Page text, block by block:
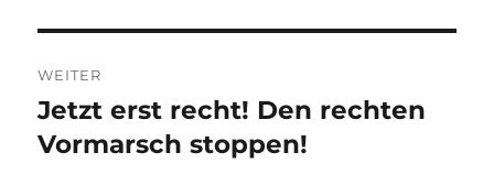
WEITER
Nächster
Beitrag:
Jetzt erst recht! Den rechten
Vormarsch stoppen!